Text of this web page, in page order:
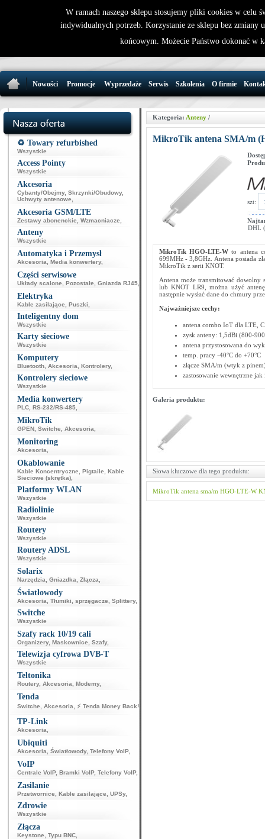
32 721 86
Nowości Promocje Wyprzedaże Serwis Szkolenia O firmie
♻️ Towary refurbished
Wszystkie
Access Pointy
Wszystkie
Akcesoria
Cybanty/Obejmy, Skrzynki/Obudowy,
Uchwyty antenowe
Akcesoria GSM/LTE
Zestawy abonenckie Wzmacniacze
Anteny
Wszystkie
Automatyka i Przemysł
Akcesoria Media konwertery,
Części serwisowe
Układy scalone Pozostałe Gniazda RJ45
Elektryka
Kable zasilające Puszki
Inteligentny dom
Wszystkie
Karty sieciowe
Wszystkie
Komputery
Bluetooth Akcesoria Kontrolery,
Kontrolery sieciowe
Wszystkie
Media konwertery
PLC RS-232/RS-485
MikroTik
GPEN Switche Akcesoria
Monitoring
Akcesoria
Okablowanie
Kable Koncentryczne Pigtaile
Kable
Sieciowe (skrętka)
Platformy WLAN
Wszystkie
Radiolinie
Wszystkie
Routery
Wszystkie
Routery ADSL
Wszystkie
Solarix
Narzędzia Gniazdka Złącza
Światłowody
Akcesoria Tłumiki, sprzęgacze Splittery,
Switche
Wszystkie
Szafy rack 10/19 cali
Organizery, Maskownice Szafy,
Telewizja cyfrowa DVB-T
Wszystkie
Teltonika
Routery, Akcesoria Modemy,
Tenda
Switche Akcesoria ⚡ Tenda Money Back!
TP-Link
Akcesoria
Ubiquiti
Akcesoria Światłowody, Telefony VoIP,
VoIP
Centrale VoIP, Bramki VoIP, Telefony VoIP,
Zasilanie
Przetwornice Kable zasilające UPSy,
Zdrowie
Wszystkie
Złącza
Keystone Typu BNC
Kategoria: Anteny/
MikroTik antena SMA/m
szt:
DHL
MikroTik HGO-LTE-Wto antena
699MHz - 3,8GHz. Antena posiada
MikroTik z serii KNOT.
Antena może transmitować dowolny
lub KNOT LR9, można użyć
następnie wysłać dane do chmury
Najważniejsze cechy:
antena combo IoT dla LTE,
zysk anteny: 1,5dBi (800-
antena przystosowana do
temp. pracy -40°C do +70°C
złącze SMA/m (wtyk z
zastosowanie wewnętrzne jak
Galeria produktu:
Słowa kluczowe dla tego produktu:
MikroTik antena sma/m HGO-LTE-W
W ramach naszego sklepu stosujemy pliki cookies w celu
indywidualnych potrzeb. Korzystanie ze sklepu bez zmiany
końcowym. Możecie Państwo dokonać w